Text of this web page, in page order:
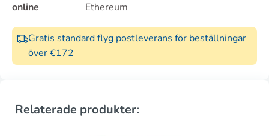
online
Ethereum
Gratis standard flyg postleverans för beställningar
över €172
Relaterade produkter: